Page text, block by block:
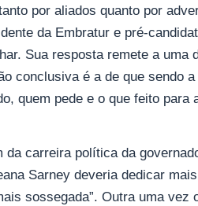
por aliados quanto por
da Embratur e pré-
Sua resposta remete a uma
conclusiva é a de que sendo
quem pede e o que feito
da carreira política da
Sarney deveria dedicar
sossegada”. Outra uma